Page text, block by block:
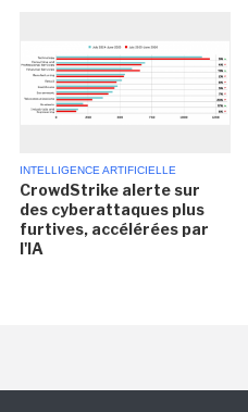
INTELLIGENCE ARTIFICIELLE
CrowdStrike alerte sur
des cyberattaques plus
furtives, accélérées par
l'IA